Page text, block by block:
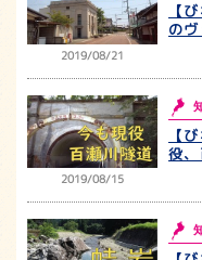
2019/08/21
【
の
2019/08/15
【
役